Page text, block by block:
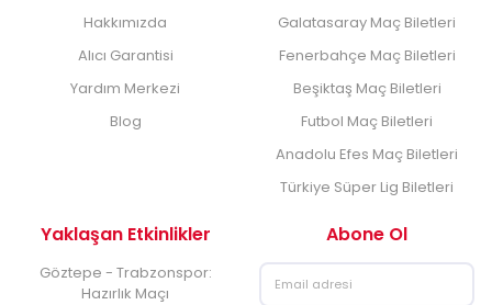
Hakkımızda
Alıcı Garantisi
Yardım Merkezi
Blog
Galatasaray Maç Biletleri
Fenerbahçe Maç Biletleri
Beşiktaş Maç Biletleri
Futbol Maç Biletleri
Anadolu Efes Maç Biletleri
Türkiye Süper Lig Biletleri
Yaklaşan Etkinlikler
Göztepe - Trabzonspor:
Hazırlık Maçı
Abone Ol